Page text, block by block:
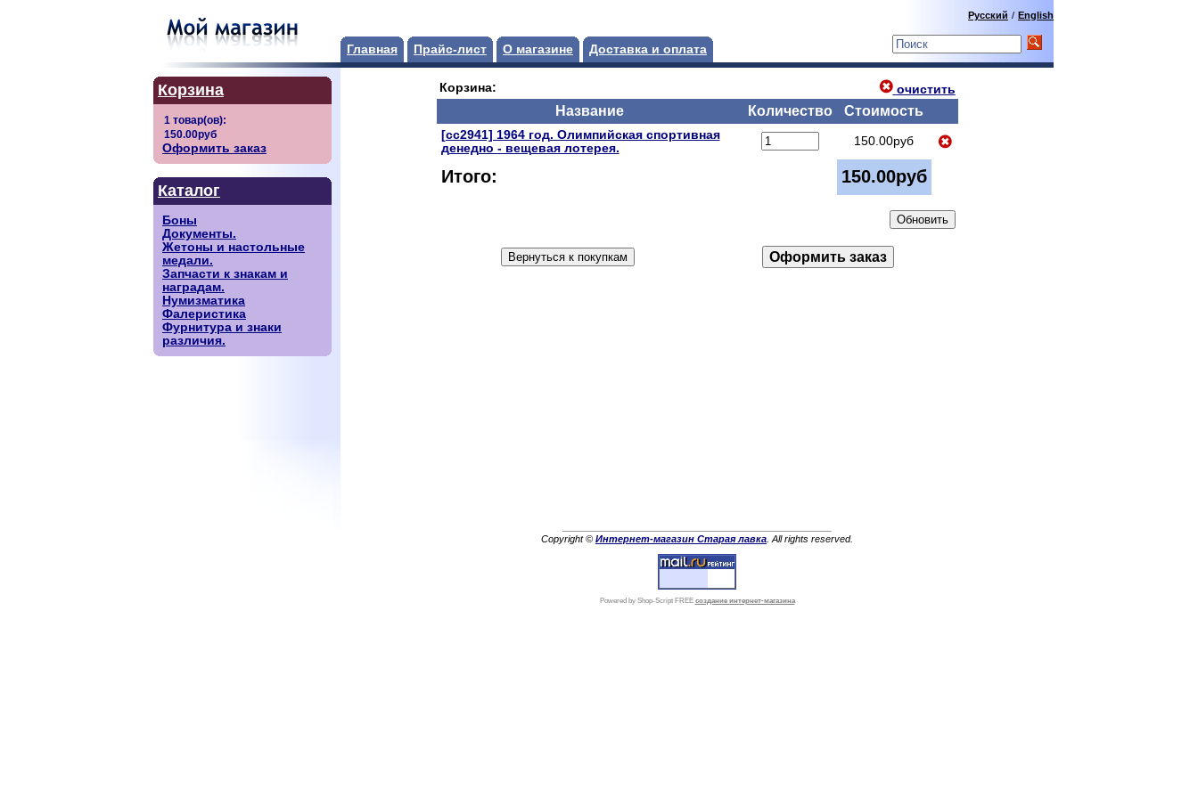
Главная Прайс-лист О магазине Доставка и оплата
Русский / English
Корзина
Оформить заказ
Каталог
Боны
Документы.
Жетоны и настольные
медали.
Запчасти к знакам и
наградам.
Нумизматика
Фалеристика
Фурнитура и знаки
различия.
Корзина: очистить
Название Количество Стоимость
[сс2941] 1964 год. Олимпийская спортивная
денедно - вещевая лотерея.
150.00руб
Итого: 150.00руб
Copyright © Интернет-магазин Старая лавка . All rights reserved.
Powered by Shop-Script FREE создание интернет-магазина